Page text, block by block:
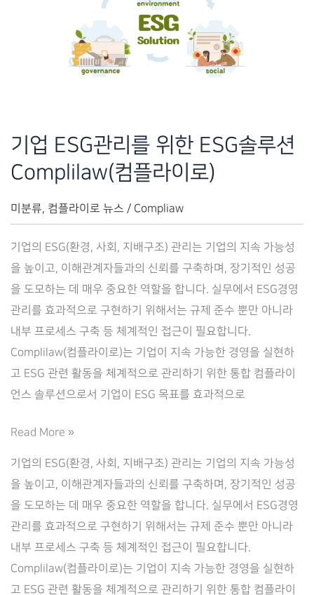
기업 ESG관리를 위한 ESG솔루션
Complilaw(컴플라이로)
미분류, 컴플라이로 뉴스 / Compliaw
기업의 ESG(환경, 사회, 지배구조) 관리는 기업의 지속 가능성
을 높이고, 이해관계자들과의 신뢰를 구축하며, 장기적인 성공
을 도모하는 데 매우 중요한 역할을 합니다. 실무에서 ESG경영
관리를 효과적으로 구현하기 위해서는 규제 준수 뿐만 아니라
내부 프로세스 구축 등 체계적인 접근이 필요합니다.
Complilaw(컴플라이로)는 기업이 지속 가능한 경영을 실현하
고 ESG 관련 활동을 체계적으로 관리하기 위한 통합 컴플라이
언스 솔루션으로서 기업이 ESG 목표를 효과적으로
기
Read More »
기업의 ESG(환경, 사회, 지배구조) 관리는 기업의 지속 가능성
을 높이고, 이해관계자들과의 신뢰를 구축하며, 장기적인 성공
을 도모하는 데 매우 중요한 역할을 합니다. 실무에서 ESG경영
관리를 효과적으로 구현하기 위해서는 규제 준수 뿐만 아니라
내부 프로세스 구축 등 체계적인 접근이 필요합니다.
Complilaw(컴플라이로)는 기업이 지속 가능한 경영을 실현하
고 ESG 관련 활동을 체계적으로 관리하기 위한 통합 컴플라이